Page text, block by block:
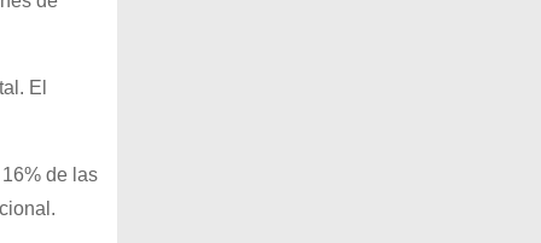
El
de las